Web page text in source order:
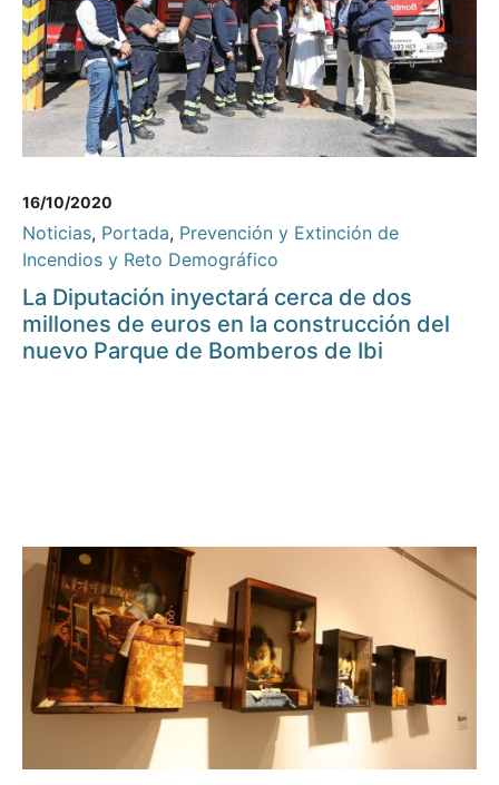
16/10/2020
Noticias, Portada, Prevención y Extinción de
Incendios y Reto Demográfico
La Diputación inyectará cerca de dos
millones de euros en la construcción del
nuevo Parque de Bomberos de Ibi